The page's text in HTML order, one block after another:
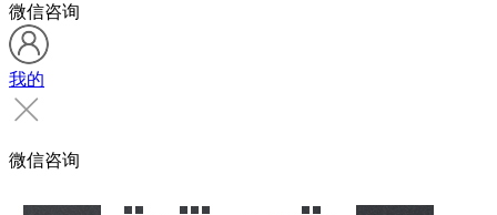
微信咨询
我的
微信咨询